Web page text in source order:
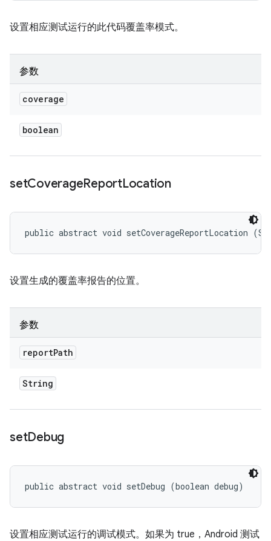
设置相应测试运行的此代码覆盖率模式。
参数
coverage
boolean
setCoverageReportLocation
public abstract void setCoverageReportLocation
设置生成的覆盖率报告的位置。
参数
reportPath
String
setDebug
public abstract void setDebug (boolean debug)
设置相应测试运行的调试模式。如果为 true，Android 测试